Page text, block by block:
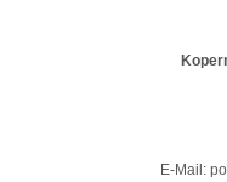
E-Mail: